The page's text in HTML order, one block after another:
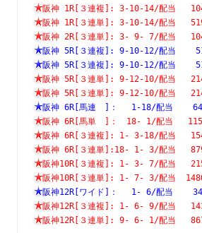
阪神 1R[３連複]: 3-10-14/配当
阪神 1R[３連単]: 3-10-14/配当
阪神 2R[３連単]: 3- 9- 7/配
阪神 5R[３連複]: 9-10-12/配
阪神 5R[３連複]: 9-10-12/配
阪神 5R[３連単]: 9-12-10/配
阪神 5R[３連単]: 9-12-10/配当
阪神 6R[馬連　]：　 1-18/配
阪神 6R[馬単　]：　18- 1/配
阪神 6R[３連複]: 1- 3-18/配
阪神 6R[３連単]:18- 1- 3/配
阪神10R[３連複]: 1- 3- 7/配当
阪神10R[３連単]: 1- 7- 3/配当
阪神12R[ワイド]：　 1- 6/配当
阪神12R[３連複]: 1- 6- 9/配当
阪神12R[３連単]: 9- 6- 1/配当